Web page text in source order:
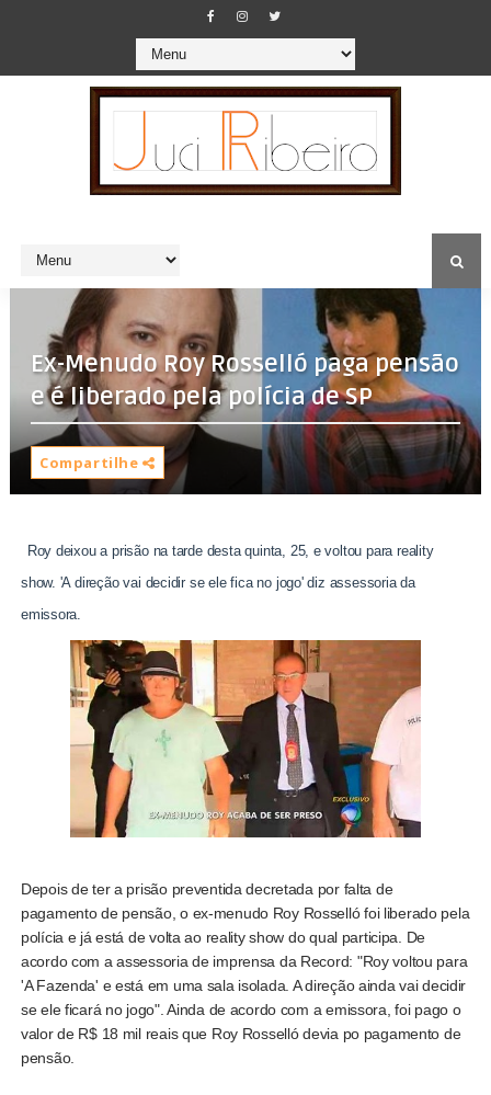
Ex-Menudo Roy Rosselló paga pensão
e é liberado pela polícia de SP
Compartilhe
Roy deixou a prisão na tarde desta quinta, 25, e voltou para reality
show. 'A direção vai decidir se ele fica no jogo' diz assessoria da
emissora.
Depois de ter a prisão preventida decretada por falta de
pagamento de pensão, o ex-menudo Roy Rosselló foi liberado pela
polícia e já está de volta ao reality show do qual participa. De
acordo com a assessoria de imprensa da Record: "Roy voltou para
'A Fazenda' e está em uma sala isolada. A direção ainda vai decidir
se ele ficará no jogo". Ainda de acordo com a emissora, foi pago o
valor de R$ 18 mil reais que Roy Rosselló devia po pagamento de
pensão.